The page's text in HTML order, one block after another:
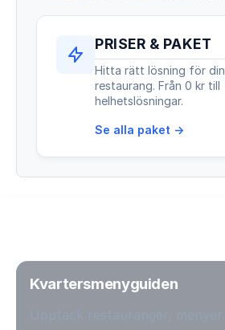
PRISER & PAKET
Hitta rätt lösning för din
restaurang. Från 0 kr till
helhetslösningar.
Se alla paket →
Kvartersmenyguiden